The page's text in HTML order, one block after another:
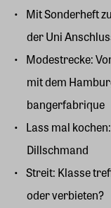
Mit Sonderheft
der Uni
Modestrecke:
mit dem
bangerfabrique
Lass mal
Dillschmand
Streit: Klasse
oder verbieten?